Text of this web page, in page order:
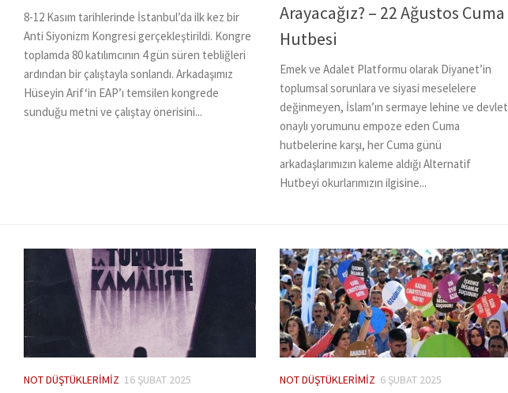
8-12 Kasım tarihlerinde İstanbul’da ilk kez bir
Anti Siyonizm Kongresi gerçekleştirildi. Kongre
toplamda 80 katılımcının 4 gün süren tebliğleri
ardından bir çalıştayla sonlandı. Arkadaşımız
Hüseyin Arif‘in EAP’ı temsilen kongrede
sunduğu metni ve çalıştay önerisini...
Arayacağız? – 22 Ağustos Cuma
Hutbesi
Emek ve Adalet Platformu olarak Diyanet’in
toplumsal sorunlara ve siyasi meselelere
değinmeyen, İslam’ın sermaye lehine ve devlet
onaylı yorumunu empoze eden Cuma
hutbelerine karşı, her Cuma günü
arkadaşlarımızın kaleme aldığı Alternatif
Hutbeyi okurlarımızın ilgisine...
NOT DÜŞTÜKLERIMIZ 16 ŞUBAT 2025 NOT DÜŞTÜKLERIMIZ 6 ŞUBAT 2025